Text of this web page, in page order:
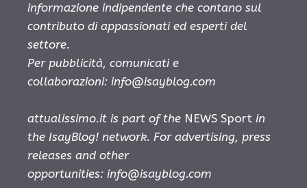
informazione indipendente che contano sul
contributo di appassionati ed esperti del
settore.
Per pubblicità, comunicati e
collaborazioni: info@isayblog.com
attualissimo.it is part of the NEWS Sport in
the IsayBlog! network. For advertising, press
releases and other
opportunities: info@isayblog.com